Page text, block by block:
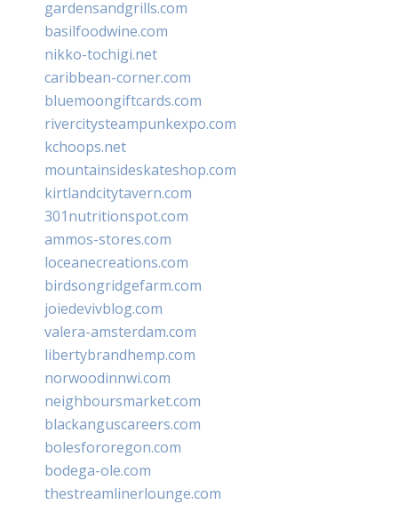
gardensandgrills.com
basilfoodwine.com
nikko-tochigi.net
caribbean-corner.com
bluemoongiftcards.com
rivercitysteampunkexpo.com
kchoops.net
mountainsideskateshop.com
kirtlandcitytavern.com
301nutritionspot.com
ammos-stores.com
loceanecreations.com
birdsongridgefarm.com
joiedevivblog.com
valera-amsterdam.com
libertybrandhemp.com
norwoodinnwi.com
neighboursmarket.com
blackanguscareers.com
bolesfororegon.com
bodega-ole.com
thestreamlinerlounge.com